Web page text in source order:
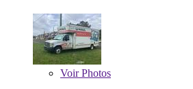
VoirPhotos